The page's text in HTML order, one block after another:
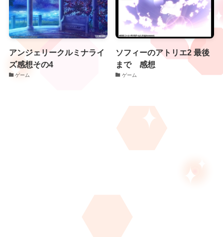
アンジェリークルミナライ
ズ感想その4
ゲーム
ソフィーのアトリエ2 最後
まで 感想
ゲーム